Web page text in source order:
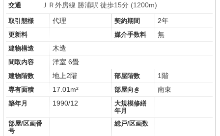
交通 ＪＲ外房線 勝浦駅 徒歩15分 (1200m)
取引態様 代理 契約期間 2年
更新料 媒介手数料 無
建物構造 木造
間取内容 洋室 6畳
建物階数 地上2階 部屋階数 1階
専有面積 17.01m² 部屋向き 南東
築年月 1990/12
大規模修繕
年月
部屋/区画番
号
総戸/区画数